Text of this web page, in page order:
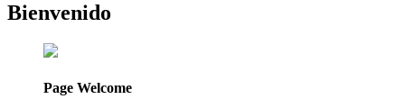
Bienvenido
Page Welcome